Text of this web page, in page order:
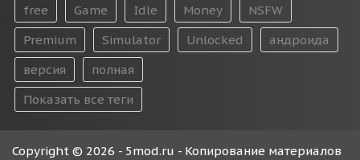
free Game Idle Money
NSFW
Premium
Simulator Unlocked
андроида
версия
полная
Показать все теги
Copyright © 2026 - 5mod.ru - Копирование материалов